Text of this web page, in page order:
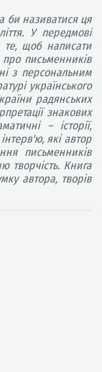
би називатися ця
У передмові
щоб написати
про письменників
з персональним
українського
радянських
знакових
– історії,
які автор
письменників
творчість. Книга
автора, творів